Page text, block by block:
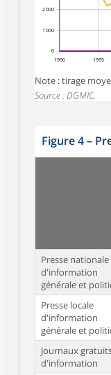
0
1 000
2 000
1990 1995
Note : tirage
Source : DGMIC.
Figure 4–
Presse nationale
d'information
générale et
Presse locale
d'information
générale et
Journaux
d'information